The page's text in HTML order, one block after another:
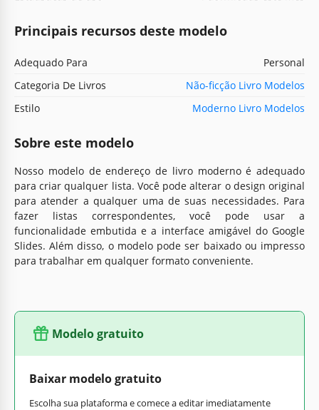
Principais recursos deste modelo
Adequado Para
Personal
Categoria De Livros
Não-ficção Livro Modelos
Estilo
Moderno Livro Modelos
Sobre este modelo
Nosso modelo de endereço de livro moderno é adequado
para criar qualquer lista. Você pode alterar o design original
para atender a qualquer uma de suas necessidades. Para
fazer listas correspondentes, você pode usar a
funcionalidade embutida e a interface amigável do Google
Slides. Além disso, o modelo pode ser baixado ou impresso
para trabalhar em qualquer formato conveniente.
Modelo gratuito
Baixar modelo gratuito
Escolha sua plataforma e comece a editar imediatamente